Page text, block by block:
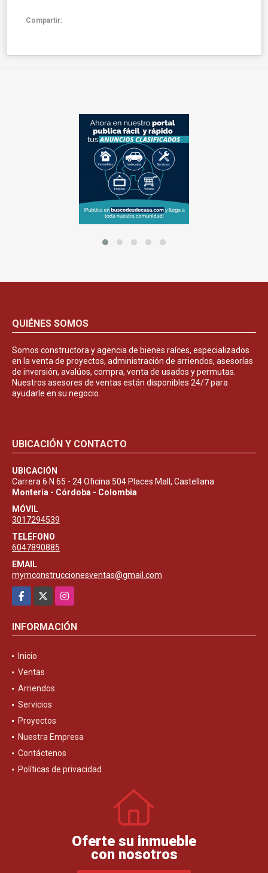
Compartir:
QUIÉNES SOMOS
Somos constructora y agencia de bienes raíces, especializados
en la venta de proyectos, administración de arriendos, asesorías
de inversión, avalúos, compra, venta de usados y permutas.
Nuestros asesores de ventas están disponibles 24/7 para
ayudarle en su negocio.
UBICACIÓN Y CONTACTO
UBICACIÓN
Carrera 6 N 65 - 24 Oficina 504 Places Mall, Castellana
Montería - Córdoba - Colombia
MÓVIL
3017294539
TELÉFONO
6047890885
EMAIL
mymconstruccionesventas@gmail.com
Facebook
Instagram
INFORMACIÓN
Inicio
Ventas
Arriendos
Servicios
Proyectos
Nuestra Empresa
Contáctenos
Políticas de privacidad
Oferte su inmueble
con nosotros